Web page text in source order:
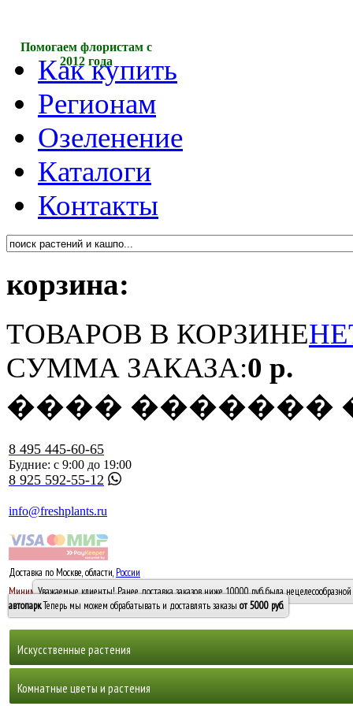
Помогаем флористам с
2012 года
Как купить
Регионам
Озеленение
Каталоги
Контакты
корзина:
ТОВАРОВ В КОРЗИНЕ
СУММА ЗАКАЗА:0 р.
���� �������
8 495 445-60-65
Будние: с 9:00 до 19:00
8 925 592-55-12
info@freshplants.ru
Доставка по Москве, области, России
Минимальный заказ -10 0005000 руб.
Уважаемые клиенты! Ранее доставка заказов ниже 10000 руб. была
автопарк. Теперь мы можем обрабатывать и доставлять заказы от 5000 руб.
Искусственные растения
Горшечные растения, кусты и мох
Комнатные цветы и растения